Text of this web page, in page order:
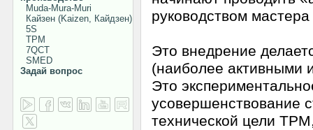
Muda-Mura-Muri
Кайзен (Kaizen, Кайдзен)
5S
TPM
7QCT
SMED
Задай вопрос
руководством
Это внедрение
(наиболее активными
Это
усовершенствование
технической цели